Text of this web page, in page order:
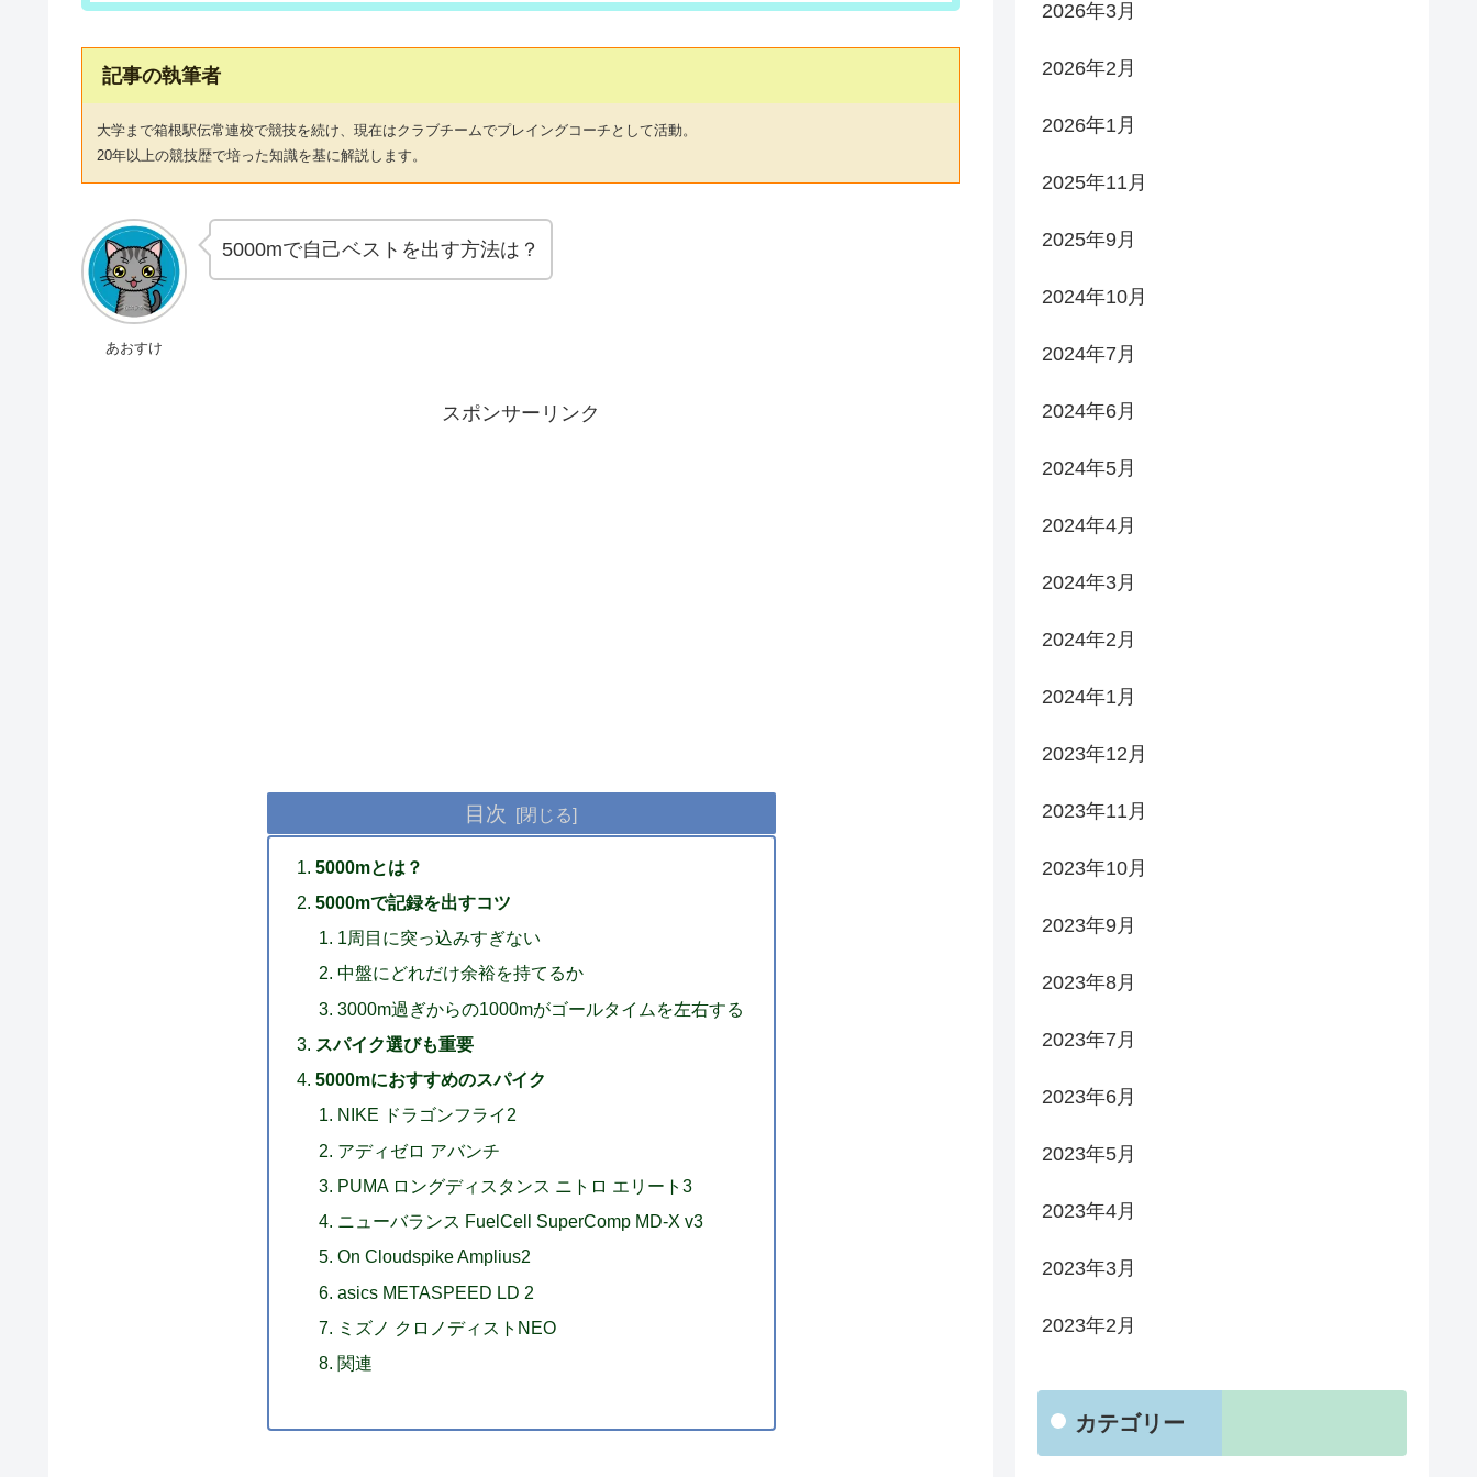
記事の執筆者
大学まで箱根駅伝常連校で競技を続け、現在はクラブチームでプレイングコーチとして活動。
20年以上の競技歴で培った知識を基に解説します。
あおすけ
5000mで自己ベストを出す方法は？
スポンサーリンク
目次
5000mとは？
5000mで記録を出すコツ
1周目に突っ込みすぎない
中盤にどれだけ余裕を持てるか
3000m過ぎからの1000mがゴールタイムを左右する
スパイク選びも重要
5000mにおすすめのスパイク
NIKE ドラゴンフライ2
アディゼロ アバンチ
PUMA ロングディスタンス ニトロ エリート3
ニューバランス FuelCell SuperComp MD-X v3
On Cloudspike Amplius2
asics METASPEED LD 2
ミズノ クロノディストNEO
関連
2026年3月
2026年2月
2026年1月
2025年11月
2025年9月
2024年10月
2024年7月
2024年6月
2024年5月
2024年4月
2024年3月
2024年2月
2024年1月
2023年12月
2023年11月
2023年10月
2023年9月
2023年8月
2023年7月
2023年6月
2023年5月
2023年4月
2023年3月
2023年2月
カテゴリー